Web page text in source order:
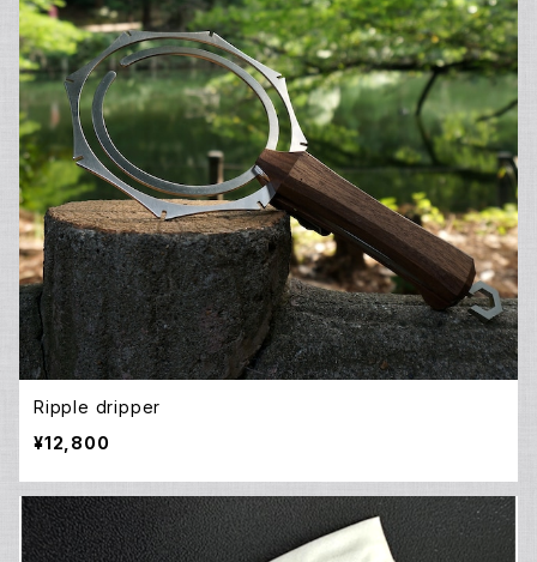
Ripple dripper
¥12,800